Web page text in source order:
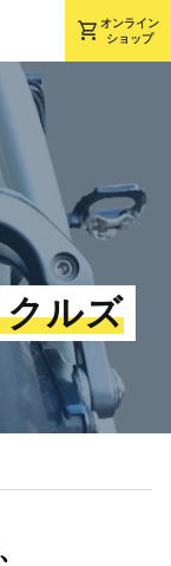
shopping_cart オンライン
ショップ
ルズ